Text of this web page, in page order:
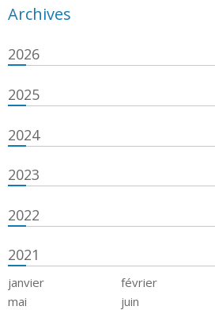
Archives
2026
2025
2024
2023
2022
2021
janvier février
mai
juin